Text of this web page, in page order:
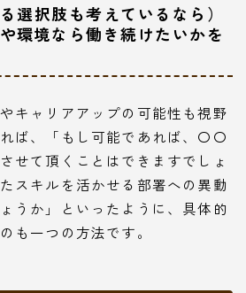
選択肢も考えているなら）
環境なら働き続けたいかを
キャリアアップの可能性も視野
ば、「もし可能であれば、〇〇
せて頂くことはできますでしょ
スキルを活かせる部署への異動
うか」といったように、具体的
も一つの方法です。